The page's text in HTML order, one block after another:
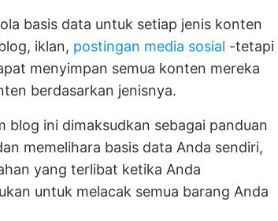
basis data untuk setiap jenis konten
iklan, postingan media sosial -tetapi
menyimpan semua konten mereka
berdasarkan jenisnya.
ini dimaksudkan sebagai panduan
memelihara basis data Anda sendiri,
yang terlibat ketika Anda
untuk melacak semua barang Anda